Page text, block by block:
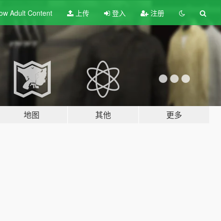
Adult Content 上传 登入 注册
地图 其他 更多